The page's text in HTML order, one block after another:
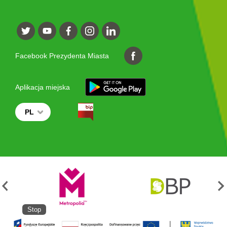
Facebook Prezydenta Miasta
Aplikacja miejska
PL
Stop